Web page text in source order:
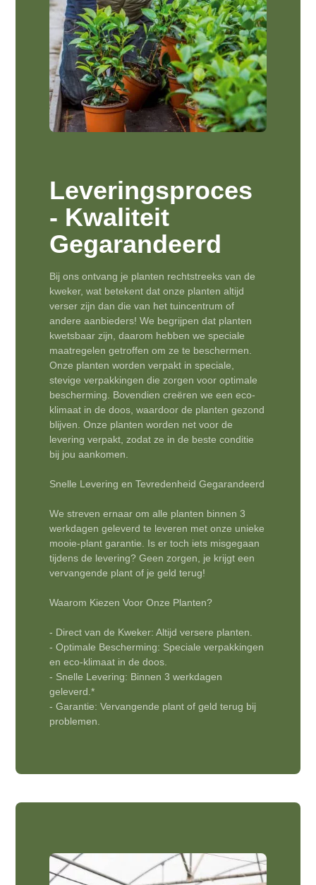
Leveringsproces
- Kwaliteit
Gegarandeerd
Bij ons ontvang je planten rechtstreeks van de
kweker, wat betekent dat onze planten altijd
verser zijn dan die van het tuincentrum of
andere aanbieders! We begrijpen dat planten
kwetsbaar zijn, daarom hebben we speciale
maatregelen getroffen om ze te beschermen.
Onze planten worden verpakt in speciale,
stevige verpakkingen die zorgen voor optimale
bescherming. Bovendien creëren we een eco-
klimaat in de doos, waardoor de planten gezond
blijven. Onze planten worden net voor de
levering verpakt, zodat ze in de beste conditie
bij jou aankomen.
Snelle Levering en Tevredenheid Gegarandeerd
We streven ernaar om alle planten binnen 3
werkdagen geleverd te leveren met onze unieke
mooie-plant garantie. Is er toch iets misgegaan
tijdens de levering? Geen zorgen, je krijgt een
vervangende plant of je geld terug!
Waarom Kiezen Voor Onze Planten?
- Direct van de Kweker: Altijd versere planten.
- Optimale Bescherming: Speciale verpakkingen
en eco-klimaat in de doos.
- Snelle Levering: Binnen 3 werkdagen
geleverd.*
- Garantie: Vervangende plant of geld terug bij
problemen.